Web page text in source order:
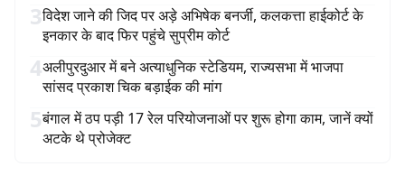
3विदेश जाने की जिद पर अड़े अभिषेक बनर्जी, कलकत्ता हाईकोर्ट के
इनकार के बाद फिर पहुंचे सुप्रीम कोर्ट
4अलीपुरदुआर में बने अत्याधुनिक स्टेडियम, राज्यसभा में भाजपा
सांसद प्रकाश चिक बड़ाईक की मांग
5बंगाल में ठप पड़ी 17 रेल परियोजनाओं पर शुरू होगा काम, जानें क्यों
अटके थे प्रोजेक्ट